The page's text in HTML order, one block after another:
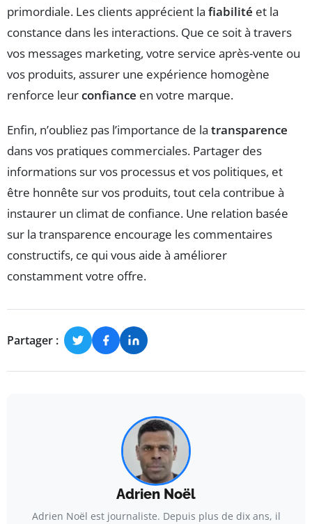
primordiale. Les clients apprécient la fiabilité et la
constance dans les interactions. Que ce soit à travers
vos messages marketing, votre service après-vente ou
vos produits, assurer une expérience homogène
renforce leurconfiance en votre marque.
Enfin, n’oubliez pas l’importance de la transparence
dans vos pratiques commerciales. Partager des
informations sur vos processus et vos politiques, et
être honnête sur vos produits, tout cela contribue à
instaurer un climat de confiance. Une relation basée
sur la transparence encourage les commentaires
constructifs, ce qui vous aide à améliorer
constamment votre offre.
Partager :
Adrien Noël
Adrien Noël est journaliste. Depuis plus de dix ans, il